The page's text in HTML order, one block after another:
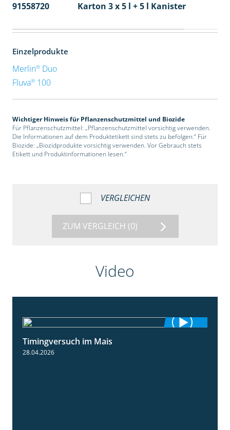
91558720 Karton 3 x 5 l + 5 l Kanister
Einzelprodukte
Merlin®Duo
Fluva®100
Wichtiger Hinweis für Pflanzenschutzmittel und Biozide
Für Pflanzenschutzmittel: „Pflanzenschutzmittel vorsichtig verwenden.
Die Informationen auf dem Produktetikett sind stets zu befolgen.“ Für
Biozide: „Biozidprodukte vorsichtig verwenden. Vor Gebrauch stets
Etikett und Produktinformationen lesen.“
VERGLEICHEN
ZUM VERGLEICH (0)
Video
Timingversuch im Mais
28.04.2026